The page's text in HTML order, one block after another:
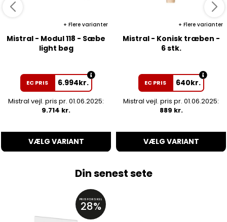
Flere varianter
Mistral - Modul 118 - Sæbe
light bøg
EC PRIS 6.994kr.
Mistral vejl. pris pr. 01.06.2025:
9.714 kr.
VÆLG VARIANT
Flere varianter
Mistral - Konisk træben -
6 stk.
EC PRIS 640kr.
Mistral vejl. pris pr. 01.06.2025:
889 kr.
VÆLG VARIANT
Din senest sete
PRISFORSKEL
28%